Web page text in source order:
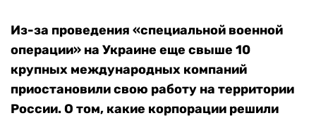
Из-за проведения «специальной военной
операции» на Украине еще свыше 10
крупных международных компаний
приостановили свою работу на территории
России. О том, какие корпорации решили